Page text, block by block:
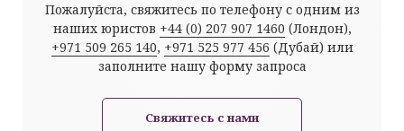
Пожалуйста, свяжитесь по телефону с одним из
наших юристов +44 (0) 207 907 1460 (Лондон),
+971 509 265 140, +971 525 977 456 (Дубай) или
заполните нашу форму запроса
Свяжитесь с нами